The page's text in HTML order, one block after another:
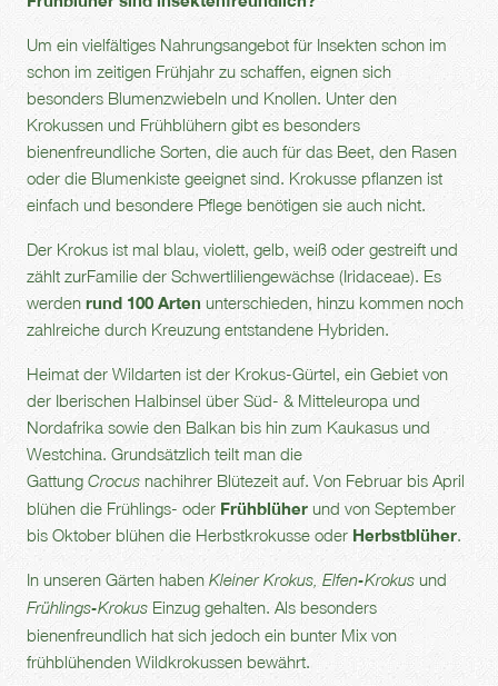
Um ein vielfältiges Nahrungsangebot für Insekten schon im
schon im zeitigen Frühjahr zu schaffen, eignen sich
besonders Blumenzwiebeln und Knollen. Unter den
Krokussen und Frühblühern gibt es besonders
bienenfreundliche Sorten, die auch für das Beet, den Rasen
oder die Blumenkiste geeignet sind. Krokusse pflanzen ist
einfach und besondere Pflege benötigen sie auch nicht.
Der Krokus ist mal blau, violett, gelb, weiß oder gestreift und
zählt zurFamilie der Schwertliliengewächse (Iridaceae). Es
werdenrund 100 Arten unterschieden, hinzu kommen noch
zahlreiche durch Kreuzung entstandene Hybriden.
Heimat der Wildarten ist der Krokus-Gürtel, ein Gebiet von
der Iberischen Halbinsel über Süd- & Mitteleuropa und
Nordafrika sowie den Balkan bis hin zum Kaukasus und
Westchina. Grundsätzlich teilt man die
Gattung Crocus nachihrer Blütezeit auf. Von Februar bis April
blühen die Frühlings- oder Frühblüher und von September
bis Oktober blühen die Herbstkrokusse oder Herbstblüher.
In unseren Gärten haben Kleiner Krokus, Elfen-Krokus und
Frühlings-Krokus Einzug gehalten. Als besonders
bienenfreundlich hat sich jedoch ein bunter Mix von
frühblühenden Wildkrokussen bewährt.